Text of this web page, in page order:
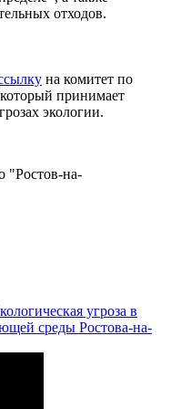
отходов.
на комитет по
принимает
экологии.
"Ростов-на-
угроза в
среды Ростова-на-